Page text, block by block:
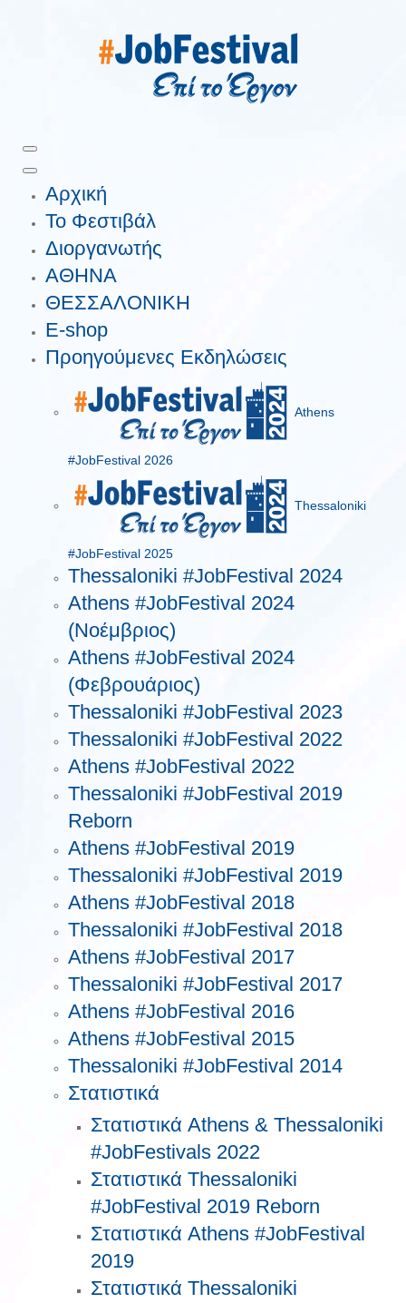
Αρχική
Το Φεστιβάλ
Διοργανωτής
ΑΘΗΝΑ
ΘΕΣΣΑΛΟΝΙΚΗ
E-shop
Προηγούμενες Εκδηλώσεις
Athens
#JobFestival 2026
Thessaloniki
#JobFestival 2025
Thessaloniki #JobFestival 2024
Athens #JobFestival 2024
(Νοέμβριος)
Athens #JobFestival 2024
(Φεβρουάριος)
Thessaloniki #JobFestival 2023
Thessaloniki #JobFestival 2022
Athens #JobFestival 2022
Thessaloniki #JobFestival 2019
Reborn
Athens #JobFestival 2019
Thessaloniki #JobFestival 2019
Athens #JobFestival 2018
Thessaloniki #JobFestival 2018
Athens #JobFestival 2017
Τhessaloniki #JobFestival 2017
Athens #JobFestival 2016
Athens #JobFestival 2015
Thessaloniki #JobFestival 2014
Στατιστικά
Στατιστικά Athens & Thessaloniki
#JobFestivals 2022
Στατιστικά Thessaloniki
#JobFestival 2019 Reborn
Στατιστικά Athens #JobFestival
2019
Στατιστικά Thessaloniki